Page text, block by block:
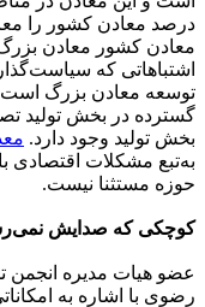
معادن کشور معادن بزرگ
اشتباهاتی که
توسعه معادن بزرگ
گسترده در بخش تولید
بخش تولید وجود دارد.
به‌تبع مشکلات اقتصادی
حوزه مستثنا نیست.
کوچکی که صدایش
عضو هیات مدیره
رضوی با اشاره به